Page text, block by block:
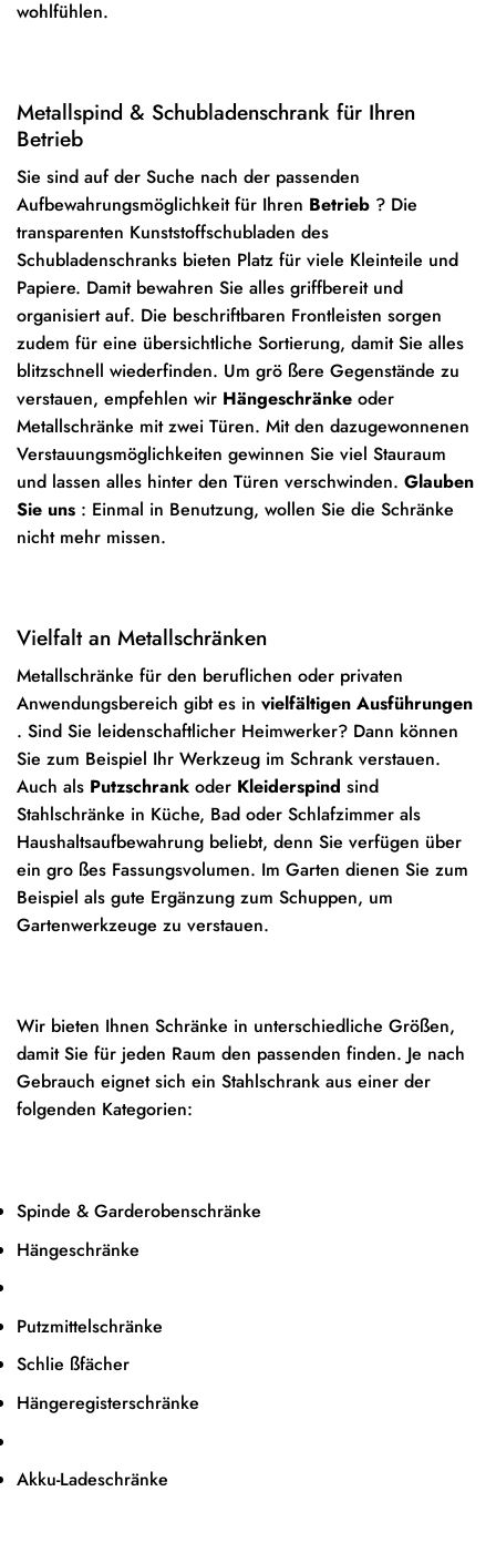
wohlfühlen.
Metallspind & Schubladenschrank für Ihren
Betrieb
Sie sind auf der Suche nach der passenden
Aufbewahrungsmöglichkeit für Ihren Betrieb ? Die
transparenten Kunststoffschubladen des
Schubladenschranks bieten Platz für viele Kleinteile und
Papiere. Damit bewahren Sie alles griffbereit und
organisiert auf. Die beschriftbaren Frontleisten sorgen
zudem für eine übersichtliche Sortierung, damit Sie alles
blitzschnell wiederfinden. Um grö ßere Gegenstände zu
verstauen, empfehlen wir Hängeschränke oder
Metallschränke mit zwei Türen. Mit den dazugewonnenen
Verstauungsmöglichkeiten gewinnen Sie viel Stauraum
und lassen alles hinter den Türen verschwinden. Glauben
Sie uns : Einmal in Benutzung, wollen Sie die Schränke
nicht mehr missen.
Vielfalt an Metallschränken
Metallschränke für den beruflichen oder privaten
Anwendungsbereich gibt es in vielfältigen Ausführungen
. Sind Sie leidenschaftlicher Heimwerker? Dann können
Sie zum Beispiel Ihr Werkzeug im Schrank verstauen.
Auch als Putzschrank oder Kleiderspind sind
Stahlschränke in Küche, Bad oder Schlafzimmer als
Haushaltsaufbewahrung beliebt, denn Sie verfügen über
ein gro ßes Fassungsvolumen. Im Garten dienen Sie zum
Beispiel als gute Ergänzung zum Schuppen, um
Gartenwerkzeuge zu verstauen.
Wir bieten Ihnen Schränke in unterschiedliche Größen,
damit Sie für jeden Raum den passenden finden. Je nach
Gebrauch eignet sich ein Stahlschrank aus einer der
folgenden Kategorien:
Spinde & Garderobenschränke
Hängeschränke
Putzmittelschränke
Schlie ßfächer
Hängeregisterschränke
Akku-Ladeschränke